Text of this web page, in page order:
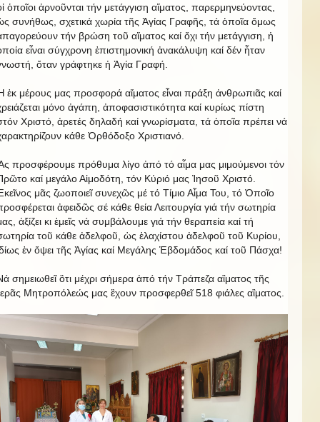
ὁποῖοι ἀρνοῦνται τήν μετάγγιση αἵματος, παρερμηνεύοντας,
συνήθως, σχετικά χωρία τῆς Ἁγίας Γραφῆς, τά ὁποῖα ὅμως
τήν βρώση τοῦ αἵματος καί ὄχι τήν μετάγγιση, ἡ
εἶναι σύγχρονη ἐπιστημονική ἀνακάλυψη καί δέν ἦταν
ὅταν γράφτηκε ἡ Ἁγία Γραφή.
ἐκ μέρους μας προσφορά αἵματος εἶναι πράξη ἀνθρωπιᾶς καί
μόνο ἀγάπη, ἀποφασιστικότητα καί κυρίως πίστη
Χριστό, ἀρετές δηλαδή καί γνωρίσματα, τά ὁποῖα πρέπει νά
κάθε Ὀρθόδοξο Χριστιανό.
προσφέρουμε πρόθυμα λίγο ἀπό τό αἷμα μας μιμούμενοι τόν
καί μεγάλο Αἱμοδότη, τόν Κύριό μας Ἰησοῦ Χριστό.
μᾶς ζωοποιεῖ συνεχῶς μέ τό Τίμιο Αἷμα Του, τό Ὁποῖο
ἀφειδῶς σέ κάθε θεία Λειτουργία γιά τήν σωτηρία
ἀξίζει κι ἐμεῖς νά συμβάλουμε γιά τήν θεραπεία καί τή
τοῦ κάθε ἀδελφοῦ, ὡς ἐλαχίστου ἀδελφοῦ τοῦ Κυρίου,
ἐν ὄψει τῆς Ἁγίας καί Μεγάλης Ἑβδομάδος καί τοῦ Πάσχα!
σημειωθεῖ ὃτι μέχρι σήμερα ἀπό τήν Τράπεζα αἳματος τῆς
Μητροπόλεώς μας ἒχουν προσφερθεῖ 518 φιάλες αἳματος.